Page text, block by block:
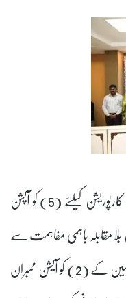
نظام آباد11 (اردو لیکس) نظام آباد میونسپل کارپوریشن کیلئے (5) کو آپشن
مقابلہ باہمی مفاہمت سے
کانگریس پارٹی نے (3) اور مجلس اتحاد المسلمین کے (2) کو آیشن ممبران